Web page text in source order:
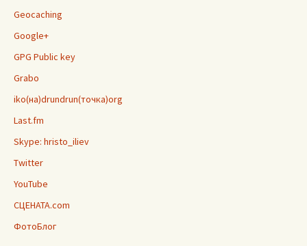
Geocaching
Google+
GPG Public key
Grabo
iko(на)drundrun(точка)org
Last.fm
Skype: hristo_iliev
Twitter
YouTube
СЦЕНАТА.com
ФотоБлог